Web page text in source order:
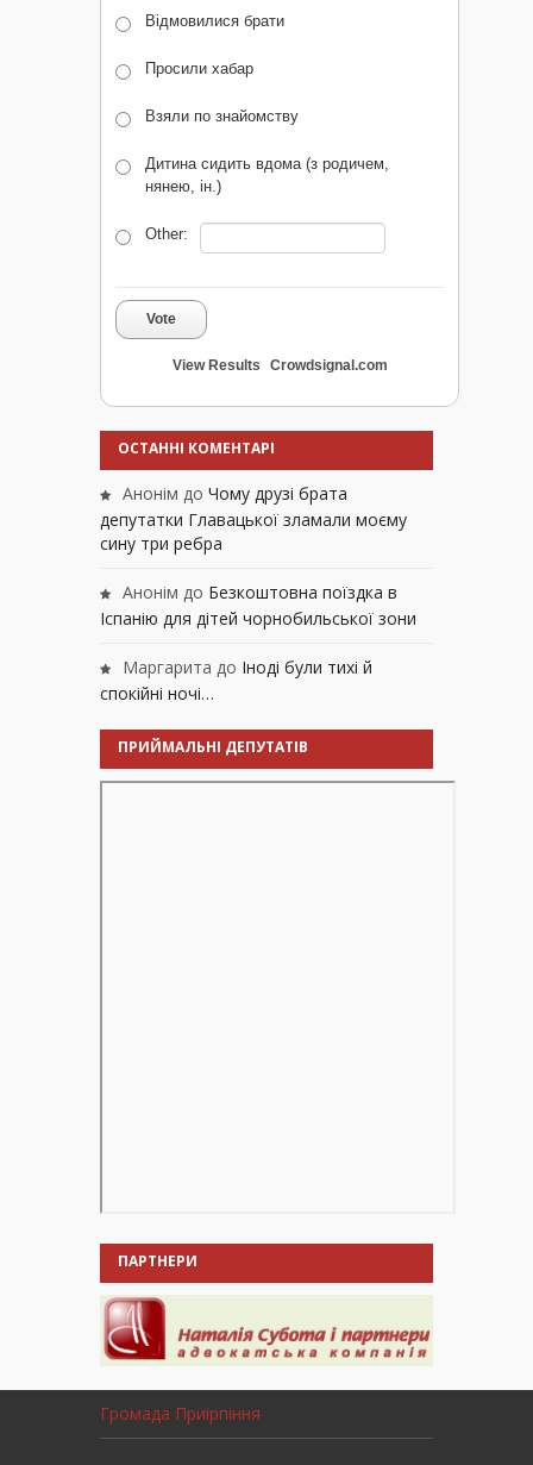
Відмовилися брати
Просили хабар
Взяли по знайомству
Дитина сидить вдома (з родичем,
нянею, ін.)
Other:
Vote
View Results Crowdsignal.com
ОСТАННІ КОМЕНТАРІ
Анонім до Чому друзі брата
депутатки Главацької зламали моєму
сину три ребра
Анонім до Безкоштовна поїздка в
Іспанію для дітей чорнобильської зони
Маргарита до Іноді були тихі й
спокійні ночі…
ПРИЙМАЛЬНІ ДЕПУТАТІВ
ПАРТНЕРИ
Громада Приірпіння